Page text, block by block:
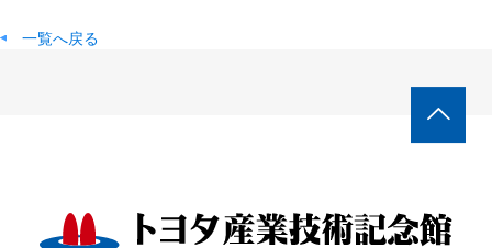
一覧へ戻る
